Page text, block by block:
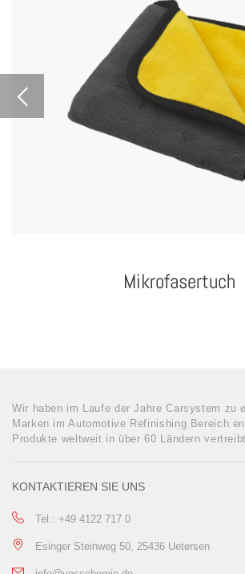
Mikrofasertuch
Wir haben im Laufe der Jahre Carsystem zu
Marken im Automotive Refinishing Bereich
Produkte weltweit in über 60 Ländern
KONTAKTIEREN SIE UNS
Tel.: +49 4122 717 0
Esinger Steinweg 50, 25436 Uetersen